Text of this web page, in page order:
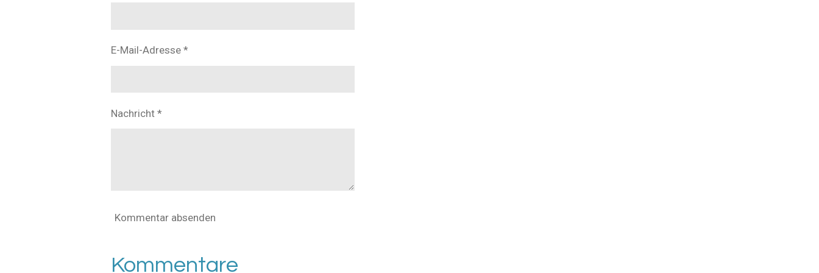
E-Mail-Adresse *
Nachricht *
Kommentar absenden
Kommentare